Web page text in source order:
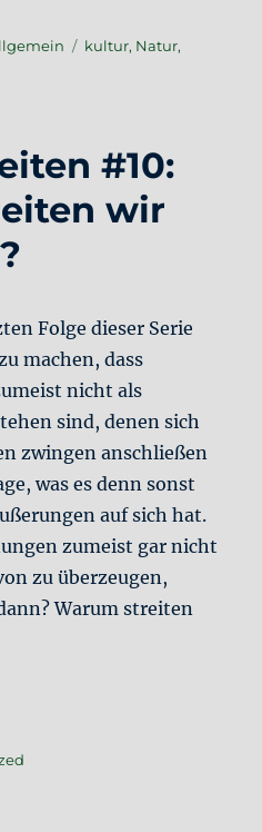
Schlagwörter
kultur, Natur,
#10:
wir
Folge dieser Serie
machen, dass
nicht als
sind, denen sich
zwingen anschließen
was es denn sonst
auf sich hat.
zumeist gar nicht
zu überzeugen,
Warum streiten
streiten wir